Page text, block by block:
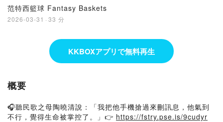
范特西籃球 Fantasy Baskets
2026-03-31 · 33 分
KKBOXアプリで無料再生
概要
🎧聽民歌之母陶曉清說：「我把他手機搶過來刪訊息，他氣到
不行，覺得生命被掌控了。」👉 https://fstry.pse.is/9cudyr